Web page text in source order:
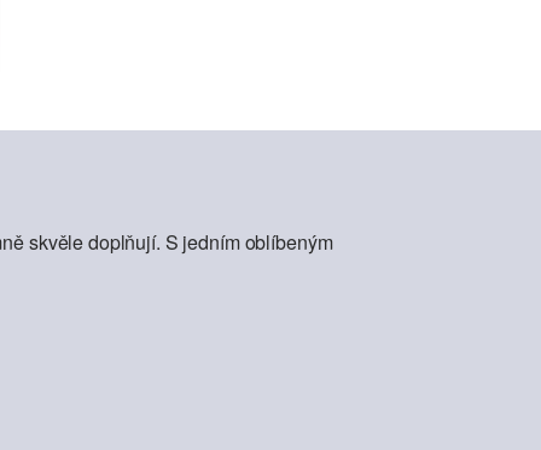
skvěle doplňují. S jedním oblíbeným